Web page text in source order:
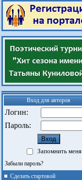
Вход для авторов
Логин:
Пароль:
Запомнить меня
Забыли пароль?
Сделать стартовой